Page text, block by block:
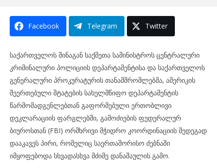
Facebook Telegram Twitter
საქართველოს შინაგან საქმეთა სამინისტროს ცენტრალური
კრიმინალური პოლიციის დეპარტამენტისა და საქართველოს
გენერალური პროკურატურის თანამშრომლებმა, ამერიკის
შეერთებული შტატების სახელმწიფო დეპარტამენტის
წარმომადგენლებთან გაფორმებული ერთობლივი
დეკლარაციის ფარგლებში, გამოძიების ფედერალურ
ბიუროსთან (FBI) ორმხრივი მჭიდრო კოორდინაციის შედეგად
დააკავეს პირი, რომელიც საერთაშორისო ძებნაში
იმყოფებოდა სხვადასხვა მძიმე დანაშაულის გამო.